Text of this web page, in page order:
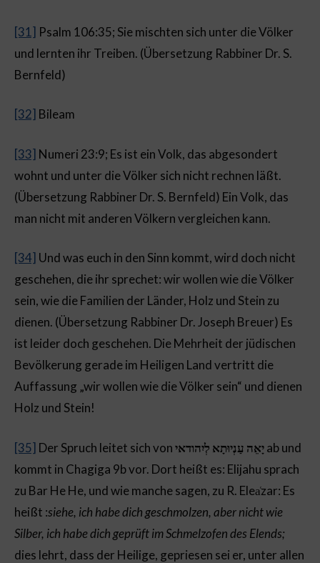
[31] Psalm 106:35; Sie mischten sich unter die Völker
und lernten ihr Treiben. (Übersetzung Rabbiner Dr. S.
Bernfeld)
[32] Bileam
[33] Numeri 23:9; Es ist ein Volk, das abgesondert
wohnt und unter die Völker sich nicht rechnen läßt.
(Übersetzung Rabbiner Dr. S. Bernfeld) Ein Volk, das
man nicht mit anderen Völkern vergleichen kann.
[34] Und was euch in den Sinn kommt, wird doch nicht
geschehen, die ihr sprechet: wir wollen wie die Völker
sein, wie die Familien der Länder, Holz und Stein zu
dienen. (Übersetzung Rabbiner Dr. Joseph Breuer) Es
ist leider doch geschehen. Die Mehrheit der jüdischen
Bevölkerung gerade im Heiligen Land vertritt die
Auffassung „wir wollen wie die Völker sein“ und dienen
Holz und Stein!
[35] Der Spruch leitet sich vonיָאֵה עַנְיוּתָא לְיִהודאיab und
kommt in Chagiga 9b vor. Dort heißt es: Elijahu sprach
zu Bar He He, und wie manche sagen, zu R. Elea͑zar: Es
heißt :siehe, ich habe dich geschmolzen, aber nicht wie
Silber, ich habe dich geprüft im Schmelzofen des Elends;
dies lehrt, dass der Heilige, gepriesen sei er, unter allen